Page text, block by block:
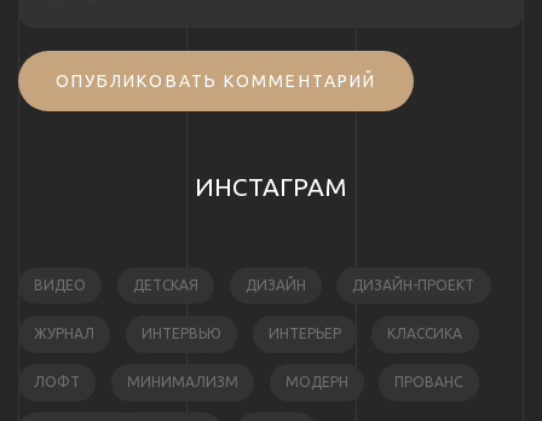
ОПУБЛИКОВАТЬ КОММЕНТАРИЙ
ИНСТАГРАМ
ВИДЕО ДЕТСКАЯ ДИЗАЙН ДИЗАЙН-ПРОЕКТ
ЖУРНАЛ ИНТЕРВЬЮ ИНТЕРЬЕР КЛАССИКА
ЛОФТ МИНИМАЛИЗМ МОДЕРН ПРОВАНС